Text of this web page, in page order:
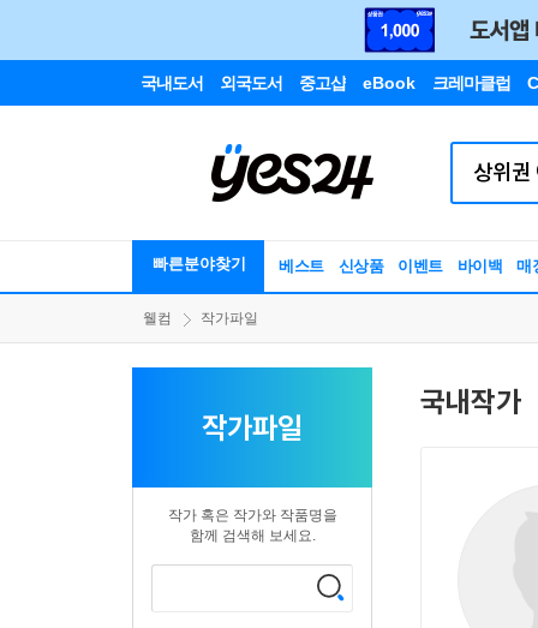
국내도서 외국도서 중고샵 eBook 크레마클럽
빠른분야찾기 베스트 신상품 이벤트 바이백 매
웰컴 작가파일
작가파일
작가 혹은 작가와 작품명을
함께 검색해 보세요.
국내작가